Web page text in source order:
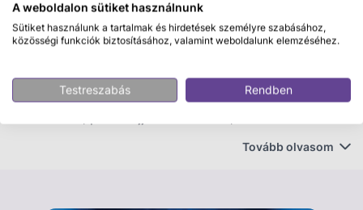
Leírás
Baba, Lola, 36cm, fésülhető
Ismerkedj meg Lolával, a 36 cm-es fésülhető babával,
aki minden kislány számára a legjobb játszótárs lehet!
Kiváló minőségű anyagból készült, így tartós és
Tovább olvasom
A weboldalon sütiket használnunk
Sütiket használunk a tartalmak és hirdetések személyre szabásához,
közösségi funkciók biztosításához, valamint weboldalunk elemzéséhez.
Testreszabás Rendben